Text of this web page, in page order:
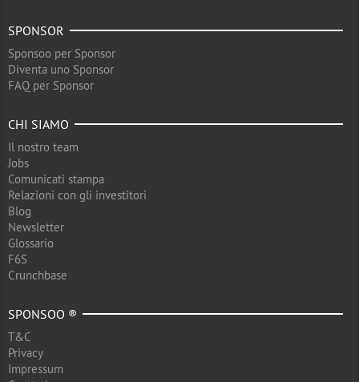
SPONSOR
Sponsoo per Sponsor
Diventa uno Sponsor
FAQ per Sponsor
CHI SIAMO
Il nostro team
Jobs
Comunicati stampa
Relazioni con gli investitori
Blog
Newsletter
Glossario
F6S
Crunchbase
SPONSOO ®
T&C
Privacy
Impressum